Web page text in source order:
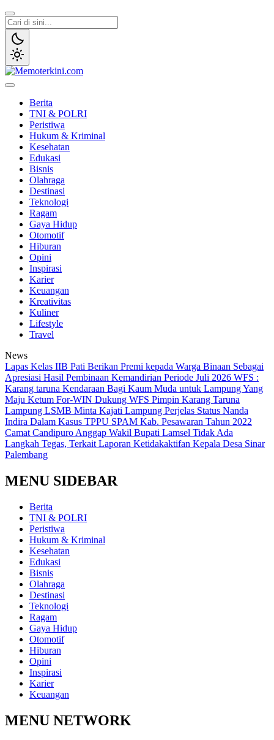
Lewati
ke
konten
Berita
TNI & POLRI
Peristiwa
Hukum & Kriminal
Kesehatan
Edukasi
Bisnis
Olahraga
Destinasi
Teknologi
Ragam
Gaya Hidup
Otomotif
Hiburan
Opini
Inspirasi
Karier
Keuangan
Kreativitas
Kuliner
Lifestyle
Travel
News
Lapas Kelas IIB Pati Berikan Premi kepada Warga Binaan Sebagai
Apresiasi Hasil Pembinaan Kemandirian Periode Juli 2026 WFS :
Karang taruna Kendaraan Bagi Kaum Muda untuk Lampung Yang
Maju Ketum For-WIN Dukung WFS Pimpin Karang Taruna
Lampung LSMB Minta Kajati Lampung Perjelas Status Nanda
Indira Dalam Kasus TPPU SPAM Kab. Pesawaran Tahun 2022
Camat Candipuro Anggap Wakil Bupati Lamsel Tidak Ada
Langkah Tegas, Terkait Laporan Ketidakaktifan Kepala Desa Sinar
Palembang
MENU SIDEBAR
Berita
TNI & POLRI
Peristiwa
Hukum & Kriminal
Kesehatan
Edukasi
Bisnis
Olahraga
Destinasi
Teknologi
Ragam
Gaya Hidup
Otomotif
Hiburan
Opini
Inspirasi
Karier
Keuangan
MENU NETWORK